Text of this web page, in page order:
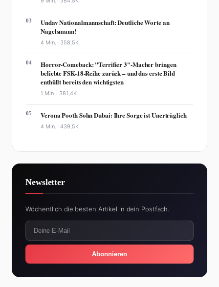
03
Undav Nationalmannschaft: Deutliche Worte an
Nagelsmann!
4 Min. · 358,5K
04
Horror-Comeback: "Terrifier 3"-Macher bringen
beliebte FSK-18-Reihe zurück – und das erste Bild
enthüllt bereits den wichtigsten
1 Min. · 381,4K
05 Verona Pooth Sohn Dubai: Ihre Sorge ist Unerträglich
4 Min. ·439,5K
Newsletter
Wöchentlich die besten Artikel in dein Postfach.
Abonnieren